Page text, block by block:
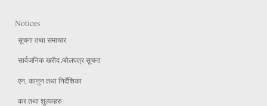
Notices
सूचना तथा समाचार
सार्वजनिक खरीद /बोलपत्र सूचना
एन, कानुन तथा निर्देशिका
कर तथा शुल्कहरु